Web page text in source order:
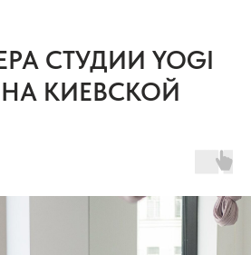
СТУДИИ YOGI
НА КИЕВСКОЙ